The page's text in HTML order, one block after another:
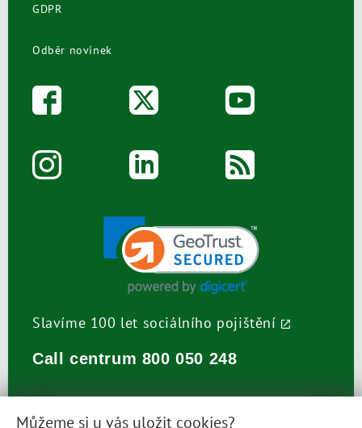
GDPR
Odběr novinek
Slavíme 100 let sociálního pojištění
Call centrum 800 050 248
Můžeme si u vás uložit cookies?